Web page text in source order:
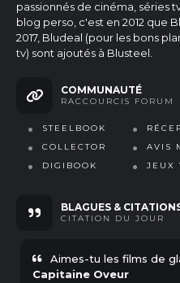
passionnés de cinéma, séries
blog perso, c'est en 2012 que
2017, Bludeal (pour les bons
tv) sont ajoutés à Blusteel.
COMMUNAUTÉ
RACCOURCIS FORUM
STEELBOOK
COLLECTOR
DIGIBOOK
AVIS
JEUX
BLAGUES &
CITATION DU JOUR
Aimes-tu les films de
Capitaine Oveur